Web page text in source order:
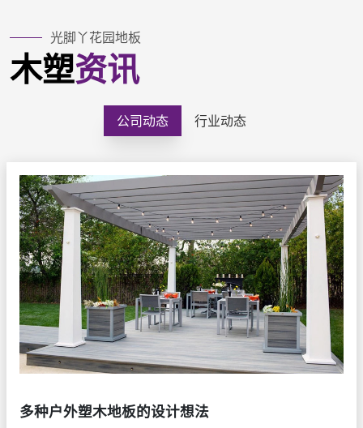
光脚丫花园地板
木塑资讯
公司动态 行业动态
多种户外塑木地板的设计想法